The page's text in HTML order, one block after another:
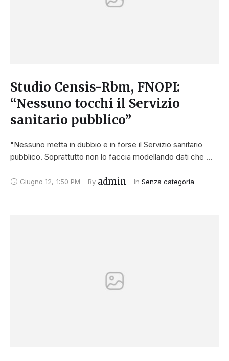
Studio Censis-Rbm, FNOPI:
“Nessuno tocchi il Servizio
sanitario pubblico”
"Nessuno metta in dubbio e in forse il Servizio sanitario
pubblico. Soprattutto non lo faccia modellando dati che …
Giugno 12, 1:50 PM By admin In Senza categoria